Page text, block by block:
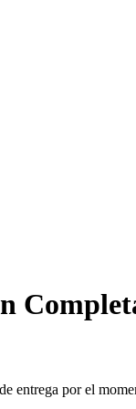
entrega por el